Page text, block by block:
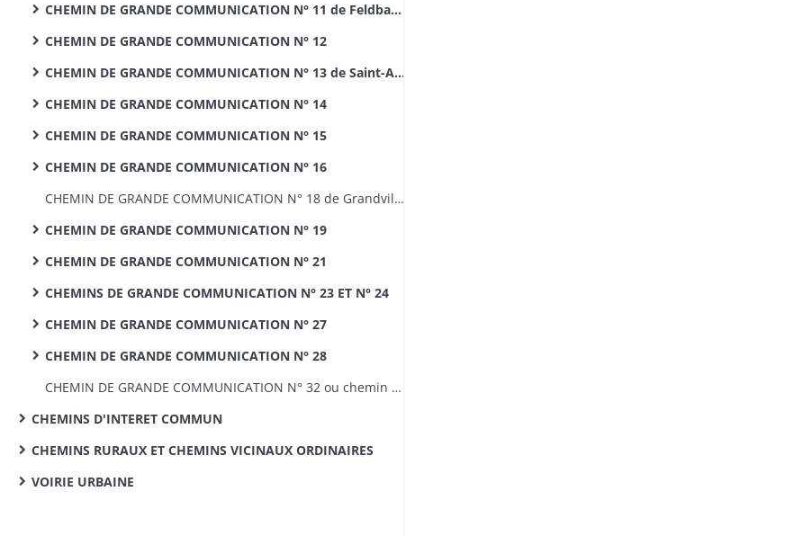
CHEMIN DE GRANDE COMMUNICATION N° 11 de Feldbach à Moernach
CHEMIN DE GRANDE COMMUNICATION N° 12
CHEMIN DE GRANDE COMMUNICATION N° 13 de Saint-Amarin à Wildenstein et CHEMINS D'INTERET COMMUN N° 36 de Kruth à Ventron et N° 37 de Wildenstein à La Bresse
CHEMIN DE GRANDE COMMUNICATION N° 14
CHEMIN DE GRANDE COMMUNICATION N° 15
CHEMIN DE GRANDE COMMUNICATION N° 16
CHEMIN DE GRANDE COMMUNICATION N° 18 de Grandvillars à Faverois : tracé, travaux
CHEMIN DE GRANDE COMMUNICATION N° 19
CHEMIN DE GRANDE COMMUNICATION N° 21
CHEMINS DE GRANDE COMMUNICATION N° 23 ET N° 24
CHEMIN DE GRANDE COMMUNICATION N° 27
CHEMIN DE GRANDE COMMUNICATION N° 28
CHEMIN DE GRANDE COMMUNICATION N° 32 ou chemin de grande communication n° 3bis de Sainte-Marie-aux-Mines à Sélestat : tracé, travaux
CHEMINS D'INTERET COMMUN
CHEMINS RURAUX ET CHEMINS VICINAUX ORDINAIRES
VOIRIE URBAINE